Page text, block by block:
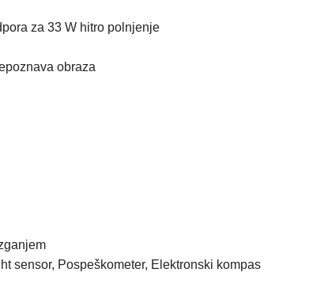
za 33 W hitro polnjenje
obraza
sensor, Pospeškometer, Elektronski kompas